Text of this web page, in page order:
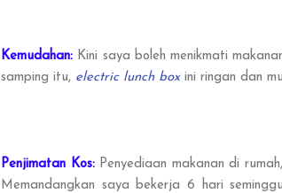
Kemudahan: Kini saya boleh menikmati
samping itu, electric lunch boxini ringan dan
Penjimatan Kos: Penyediaan makanan di
Memandangkan saya bekerja 6 hari